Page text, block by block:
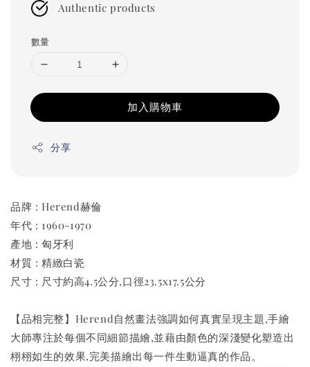
Authentic products
數量
加入購物車
分享
品牌 : Herend赫倫
年代 : 1960-1970
產地 : 匈牙利
材質 : 精緻白瓷
尺寸 : 尺寸約高4.5公分,口徑23.5x17.5公分
【品相完整】Herend自然畫法強調如何真實呈現主題,手繪
大師專注於每個不同細節描繪,並藉由顏色的深淺變化塑造出
栩栩如生的效果,完美描繪出每一件生動逼真的作品。